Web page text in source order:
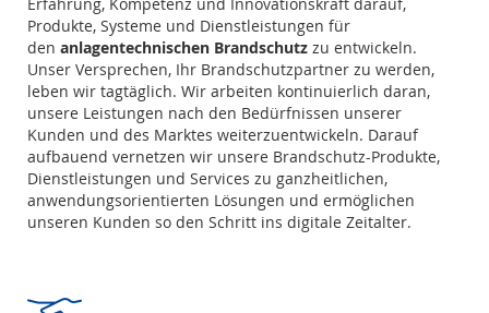
Produkte, Systeme und Dienstleistungen für
den anlagentechnischen Brandschutz zu entwickeln.
Unser Versprechen, Ihr Brandschutzpartner zu werden,
leben wir tagtäglich. Wir arbeiten kontinuierlich daran,
unsere Leistungen nach den Bedürfnissen unserer
Kunden und des Marktes weiterzuentwickeln. Darauf
aufbauend vernetzen wir unsere Brandschutz-Produkte,
Dienstleistungen und Services zu ganzheitlichen,
anwendungsorientierten Lösungen und ermöglichen
unseren Kunden so den Schritt ins digitale Zeitalter.